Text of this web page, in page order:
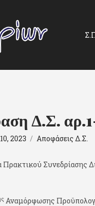
Δ.Σ.
2023 Αποφάσεις Δ.Σ.
Συνεδρίασης
Αναμόρφωσης